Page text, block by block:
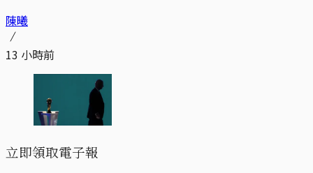
陳曦
13 小時前
立即領取電子報